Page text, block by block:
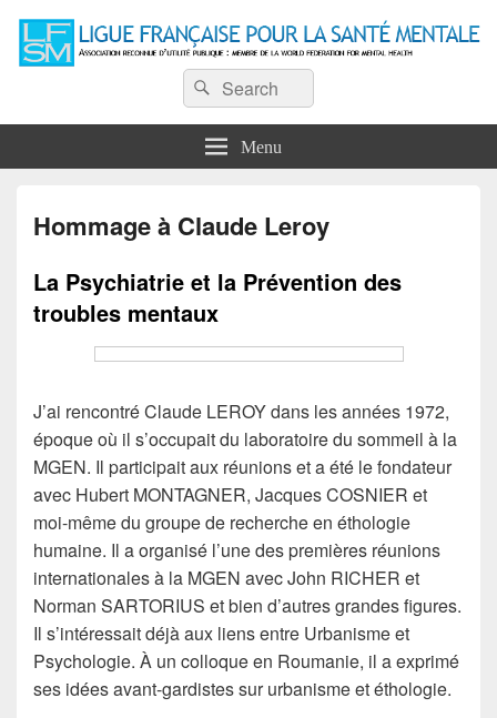
Ligue Française pour la Santé
Mentale
Association reconnue d'utilité publique : Membre de la World Federation for
Mental Health
Recherche :
Rechercher
Menu
Hommage à Claude Leroy
La Psychiatrie et la Prévention des
troubles mentaux
J’ai rencontré Claude LEROY dans les années 1972,
époque où il s’occupait du laboratoire du sommeil à la
MGEN. Il participait aux réunions et a été le fondateur
avec Hubert MONTAGNER, Jacques COSNIER et
moi-même du groupe de recherche en éthologie
humaine. Il a organisé l’une des premières réunions
internationales à la MGEN avec John RICHER et
Norman SARTORIUS et bien d’autres grandes figures.
Il s’intéressait déjà aux liens entre Urbanisme et
Psychologie. À un colloque en Roumanie, il a exprimé
ses idées avant-gardistes sur urbanisme et éthologie.